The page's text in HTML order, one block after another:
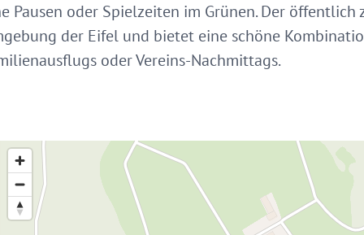
Pausen oder Spielzeiten im Grünen. Der
der Eifel und bietet eine schöne
oder Vereins-Nachmittags.